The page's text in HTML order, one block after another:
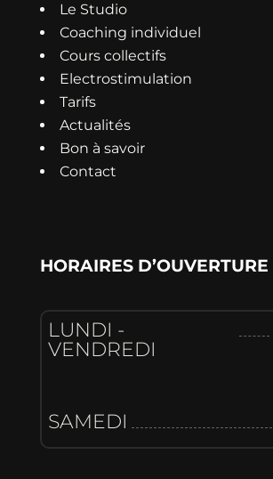
Le Studio
Coaching individuel
Cours collectifs
Electrostimulation
Tarifs
Actualités
Bon à savoir
Contact
HORAIRES D’OUVERTURE
LUNDI -
VENDREDI
SAMEDI